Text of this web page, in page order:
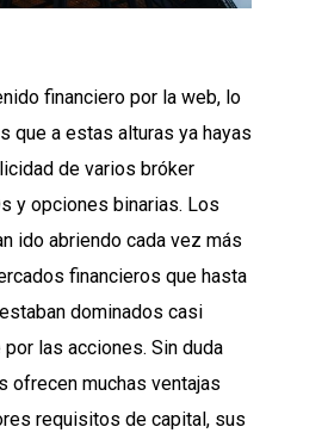
financiero por la web, lo
que a estas alturas ya hayas
de varios bróker
y opciones binarias. Los
ido abriendo cada vez más
financieros que hasta
dominados casi
las acciones. Sin duda
ofrecen muchas ventajas
requisitos de capital, sus